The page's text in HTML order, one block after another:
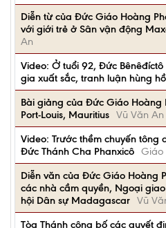
Diễn từ của Đức Giáo Hoàng
với giới trẻ ở Sân vận động
An
Video: Ở tuổi 92, Đức
gia xuất sắc, tranh luận hùng
Bài giảng của Đức Giáo Hoàng
Port-Louis, Mauritius Vũ Văn An
Video: Trước thềm chuyến tông
Đức Thánh Cha Phanxicô Giáo
Diễn văn của Đức Giáo Hoàng
các nhà cầm quyền, Ngoại
hội Dân sự Madagascar Vũ
Tòa Thánh công bố các quyết